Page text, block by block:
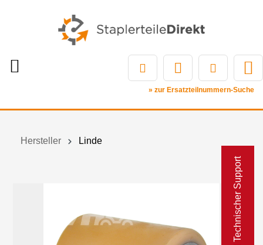
Technischer Support
» zur Ersatzteilnummern-Suche
Hersteller Linde